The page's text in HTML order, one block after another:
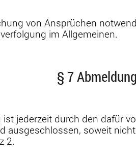
von Ansprüchen
im Allgemeinen.
§ 7
jederzeit durch den dafür
ausgeschlossen, soweit
2.